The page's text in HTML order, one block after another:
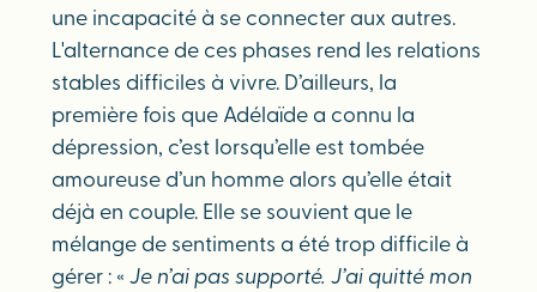
une incapacité à se connecter aux autres.
L'alternance de ces phases rend les relations
stables difficiles à vivre. D’ailleurs, la
première fois que Adélaïde a connu la
dépression, c’est lorsqu’elle est tombée
amoureuse d’un homme alors qu’elle était
déjà en couple. Elle se souvient que le
mélange de sentiments a été trop difficile à
gérer : « Je n’ai pas supporté. J’ai quitté mon